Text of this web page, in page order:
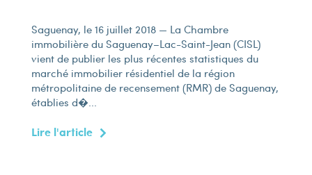
Saguenay, le 16 juillet 2018 — La Chambre
immobilière du Saguenay–Lac-Saint-Jean (CISL)
vient de publier les plus récentes statistiques du
marché immobilier résidentiel de la région
métropolitaine de recensement (RMR) de Saguenay,
établies d�...
Lire l'article